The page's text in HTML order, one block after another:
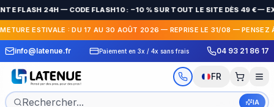
FLASH 24H — CODE FLASH10 : −10 % SUR TOUT LE SITE DÈS 49 €
ESTIVALE : DU 17 AU 30 AOÛT 2026 — REPRISE LE 31/08 — PENSEZ
info@latenue.fr
en France et
Paiement en 3x / 4x sans frais
30 jours pour
04 93 21 86 17
FR
IA